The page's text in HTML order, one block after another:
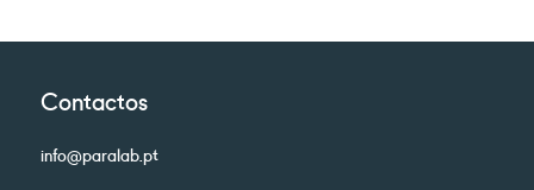
Contactos
info@paralab.pt